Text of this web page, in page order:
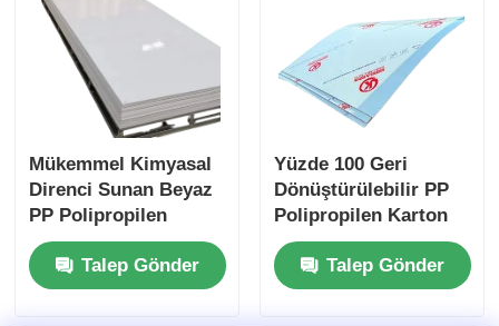
Mükemmel Kimyasal
Direnci Sunan Beyaz
PP Polipropilen
Karton Endüstriyel
için Çarpışmaya
Dirençli ve Hafif
Talep Gönder
Yüzde 100 Geri
Dönüştürülebilir PP
Polipropilen Karton
Çok yönlü Plastik
Yaprak Paketleme
Yapımcılığı ve Üretim
Talep Gönder